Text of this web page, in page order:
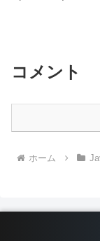
コメント
ホーム